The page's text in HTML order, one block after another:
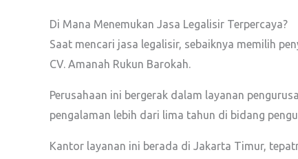
Di Mana Menemukan Jasa Legalisir Terpercaya?
Saat mencari jasa legalisir, sebaiknya memilih
CV. Amanah Rukun Barokah.
Perusahaan ini bergerak dalam layanan
pengalaman lebih dari lima tahun di bidang
Kantor layanan ini berada di Jakarta Timur,